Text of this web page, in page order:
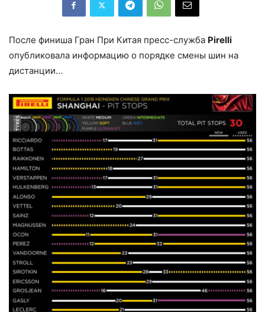
После финиша Гран При Китая пресс-служба Pirelli
опубликовала информацию о порядке смены шин на
дистанции…